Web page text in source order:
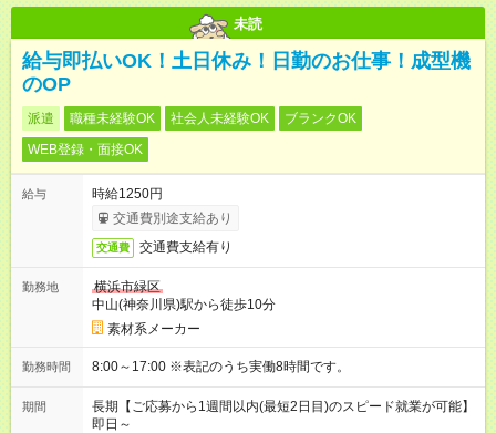
未読
給与即払いOK！土日休み！日勤のお仕事！成型機
のOP
派遣 職種未経験OK 社会人未経験OK
ブランクOK
WEB登録・面接OK
給与
時給1250円
交通費別途支給あり
交通費 交通費支給有り
勤務地
横浜市緑区
中山(神奈川県)駅から徒歩10分
素材系メーカー
勤務時間 8:00～17:00 ※表記のうち実働8時間です。
期間
長期【ご応募から1週間以内(最短2日目)のスピード就業が可能】
即日～